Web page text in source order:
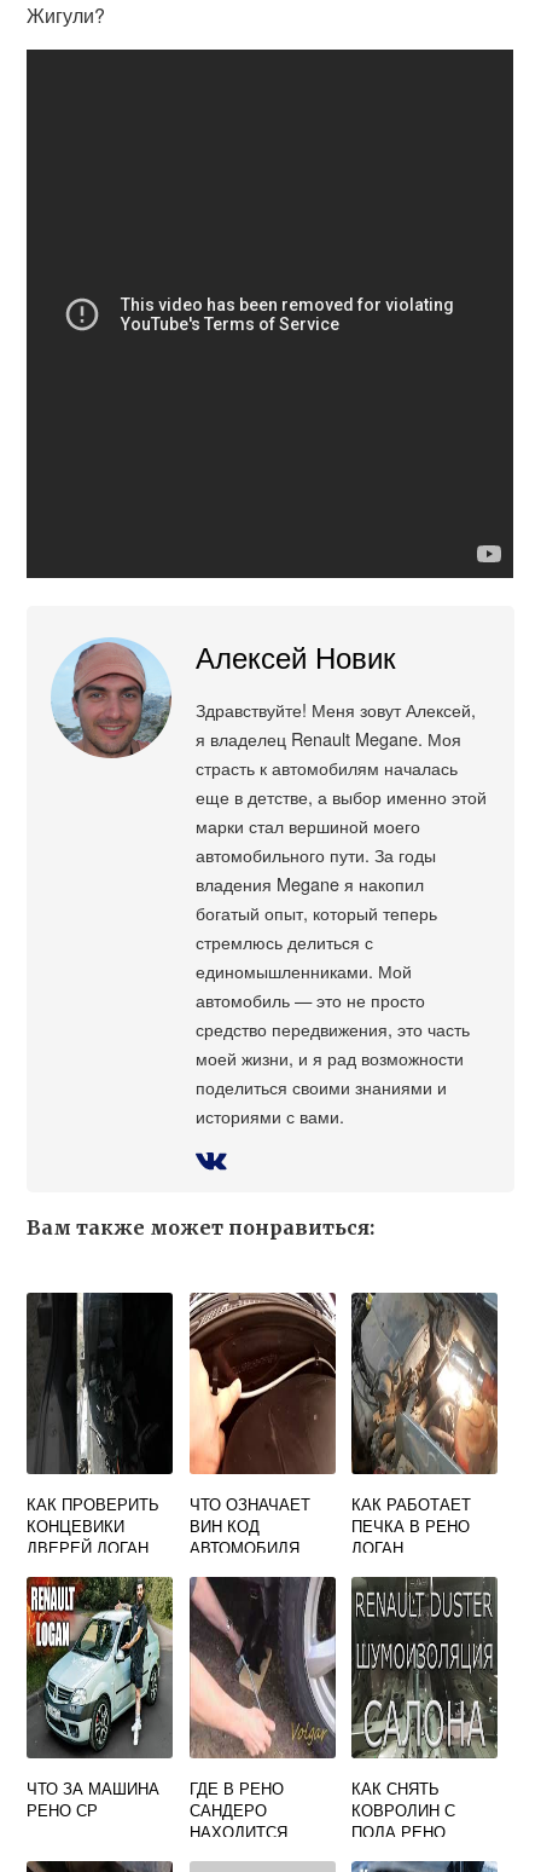
Жигули?
Алексей Новик
Здравствуйте! Меня зовут Алексей,
я владелец Renault Megane. Моя
страсть к автомобилям началась
еще в детстве, а выбор именно этой
марки стал вершиной моего
автомобильного пути. За годы
владения Megane я накопил
богатый опыт, который теперь
стремлюсь делиться с
единомышленниками. Мой
автомобиль — это не просто
средство передвижения, это часть
моей жизни, и я рад возможности
поделиться своими знаниями и
историями с вами.
Вам также может понравиться:
КАК ПРОВЕРИТЬ
КОНЦЕВИКИ
ДВЕРЕЙ ЛОГАН
ЧТО ОЗНАЧАЕТ
ВИН КОД
АВТОМОБИЛЯ
КАК РАБОТАЕТ
ПЕЧКА В РЕНО
ЛОГАН
ЧТО ЗА МАШИНА
РЕНО СР
ГДЕ В РЕНО
САНДЕРО
НАХОДИТСЯ
КАК СНЯТЬ
КОВРОЛИН С
ПОЛА РЕНО